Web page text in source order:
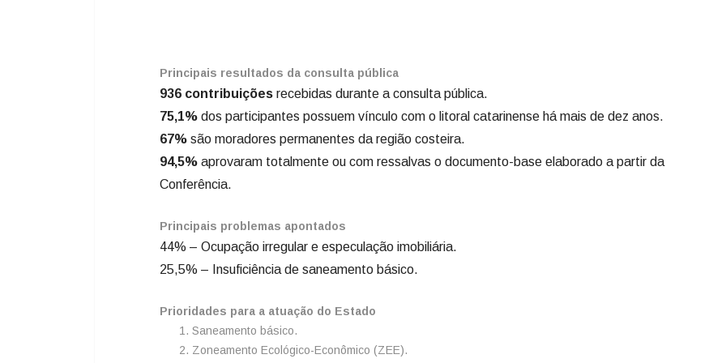
Principais resultados da consulta pública
936 contribuições recebidas durante a consulta pública.
75,1% dos participantes possuem vínculo com o litoral catarinense há mais de dez anos.
67% são moradores permanentes da região costeira.
94,5% aprovaram totalmente ou com ressalvas o documento-base elaborado a partir da
Conferência.
Principais problemas apontados
44% – Ocupação irregular e especulação imobiliária.
25,5% – Insuficiência de saneamento básico.
Prioridades para a atuação do Estado
Saneamento básico.
Zoneamento Ecológico-Econômico (ZEE).